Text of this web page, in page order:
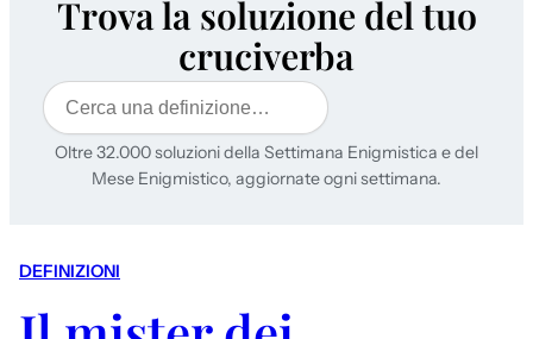
Trova la soluzione del tuo
cruciverba
Cerca
Oltre 32.000 soluzioni della Settimana Enigmistica e del
Mese Enigmistico, aggiornate ogni settimana.
DEFINIZIONI